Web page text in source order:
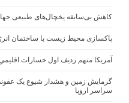
کاهش بی‌سابقه‌ یخچال‌های طبیعی جهان در
پاکسازی محیط زیست با ساختمان
آمریکا متهم ردیف اول خسارات
گرمایش زمین و هشدار شیوع یک
سراسر اروپا